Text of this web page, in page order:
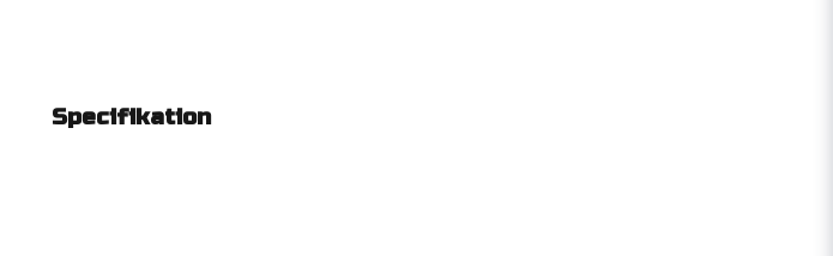
Specifikation